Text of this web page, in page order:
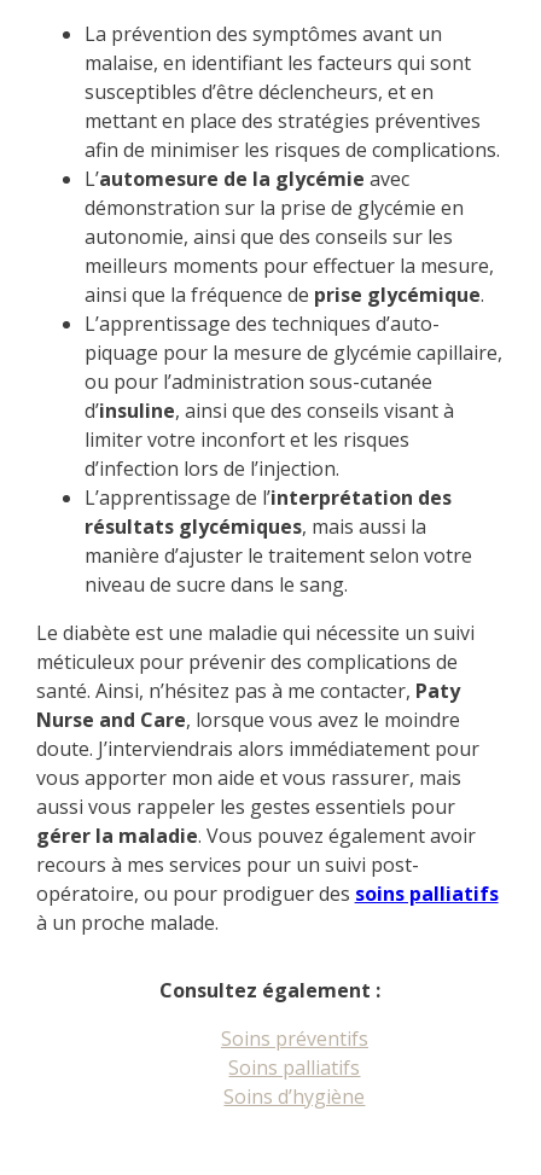
La prévention des symptômes avant un
malaise, en identifiant les facteurs qui sont
susceptibles d’être déclencheurs, et en
mettant en place des stratégies préventives
afin de minimiser les risques de complications.
L’automesure de la glycémie avec
démonstration sur la prise de glycémie en
autonomie, ainsi que des conseils sur les
meilleurs moments pour effectuer la mesure,
ainsi que la fréquence de prise glycémique.
L’apprentissage des techniques d’auto-
piquage pour la mesure de glycémie capillaire,
ou pour l’administration sous-cutanée
d’insuline, ainsi que des conseils visant à
limiter votre inconfort et les risques
d’infection lors de l’injection.
L’apprentissage de l’interprétation des
résultats glycémiques, mais aussi la
manière d’ajuster le traitement selon votre
niveau de sucre dans le sang.
Le diabète est une maladie qui nécessite un suivi
méticuleux pour prévenir des complications de
santé. Ainsi, n’hésitez pas à me contacter, Paty
Nurse and Care, lorsque vous avez le moindre
doute. J’interviendrais alors immédiatement pour
vous apporter mon aide et vous rassurer, mais
aussi vous rappeler les gestes essentiels pour
gérer la maladie. Vous pouvez également avoir
recours à mes services pour un suivi post-
opératoire, ou pour prodiguer des soins palliatifs
à un proche malade.
Consultez également :
Soins préventifs
Soins palliatifs
Soins d’hygiène